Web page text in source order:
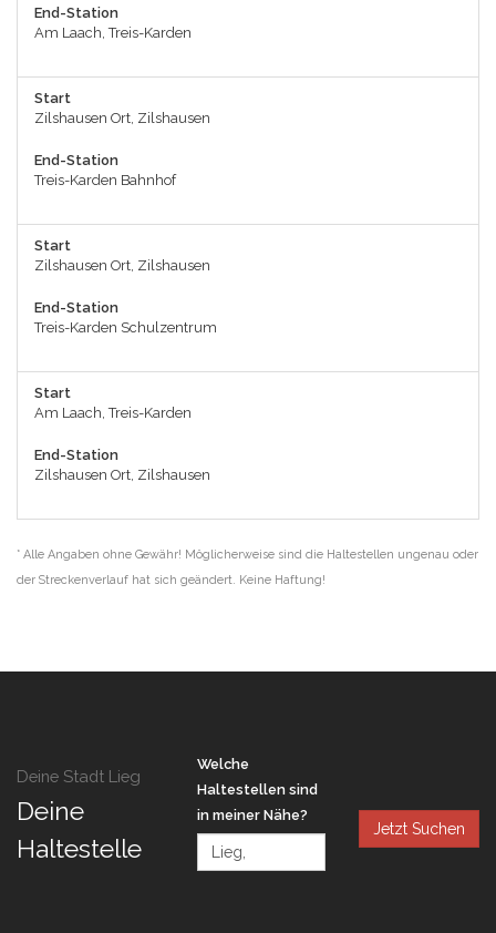
End-Station
Am Laach, Treis-Karden
Start
Zilshausen Ort, Zilshausen
End-Station
Treis-Karden Bahnhof
Start
Zilshausen Ort, Zilshausen
End-Station
Treis-Karden Schulzentrum
Start
Am Laach, Treis-Karden
End-Station
Zilshausen Ort, Zilshausen
* Alle Angaben ohne Gewähr! Möglicherweise sind die Haltestellen ungenau oder
der Streckenverlauf hat sich geändert. Keine Haftung!
Deine Stadt Lieg
Deine
Haltestelle
Welche
Haltestellen sind
in meiner Nähe?
Jetzt Suchen